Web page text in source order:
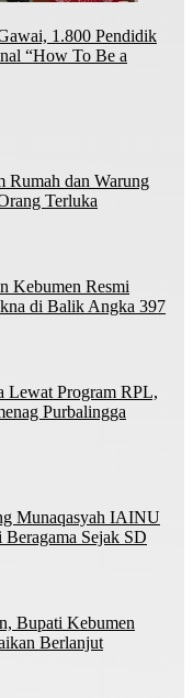
1.800 Pendidik
“How To Be a
Rumah dan Warung
Terluka
Kebumen Resmi
di Balik Angka 397
Lewat Program RPL,
Purbalingga
Munaqasyah IAINU
Sejak SD
Bupati Kebumen
Berlanjut